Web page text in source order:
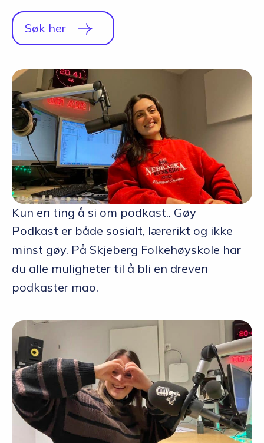
Søk her
Kun en ting å si om podkast.. Gøy
Podkast er både sosialt, lærerikt og ikke
minst gøy. På Skjeberg Folkehøyskole har
du alle muligheter til å bli en dreven
podkaster mao.